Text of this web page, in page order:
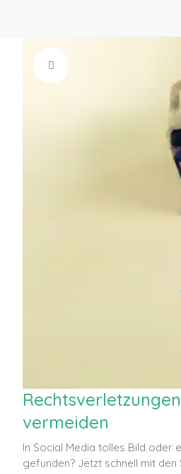
vermeiden
In Social Media tolles Bild oder
gefunden? Jetzt schnell mit